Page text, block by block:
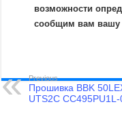
возможности
сообщим вам вашу
Previous
Прошивка BBK
UTS2C CC495PU1L-